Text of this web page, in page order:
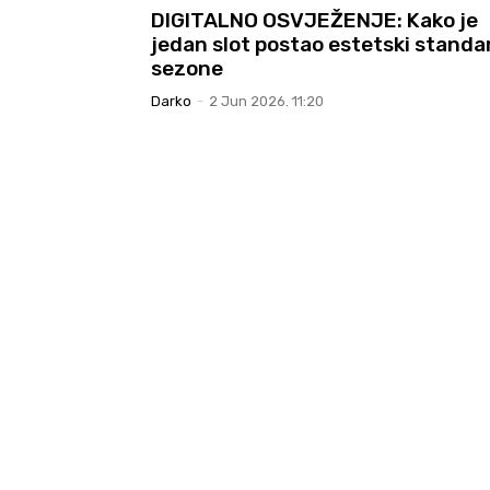
DIGITALNO OSVJEŽENJE: Kako je
jedan slot postao estetski
sezone
Darko - 2 Jun 2026. 11:20